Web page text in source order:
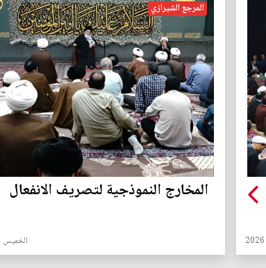
المرجع الشيرازي
المخارج النموذجية لتصريف الانفعال
الخميس 11 حزيران 2026